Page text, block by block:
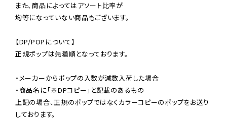
また、商品によってはアソート比率が
均等になっていない商品もございます。
【DP/POPについて】
正規ポップは先着順となっております。
・メーカーからポップの入数が減数入荷した場合
・商品名に「※DPコピー」と記載のあるもの
上記の場合、正規のポップではなくカラーコピーのポップをお送り
しております。